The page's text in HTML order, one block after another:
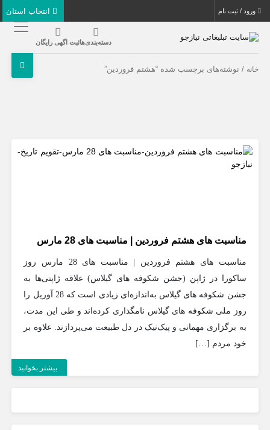
ورود / ثبت نام
دسته‌بندی‌هاثبت اگهی رایگان
خانه / نوشته‌های برچسب شده “هشتم فروردین”
مناسبت های هشتم فروردین | مناسبت های 28 مارس
مناسبت های هشتم فروردین | مناسبت های 28 مارس روز
ساکورا در ژاپن (جشن شکوفه های گیلاس) علاقه ژاپنی‌ها به
جشن شکوفه های گیلاس به‌اندازه‌ای زیادی است که 28 آوریل را
روز ملی شکوفه های گیلاس نامگذاری کرده‌اند و طی این مدت،
به برگزاری مهمانی و پیک‌نیک در دل طبیعت می‌پردازند. علاوه بر
خود مردم […]
بیشتر بخوانید